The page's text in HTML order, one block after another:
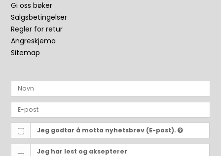
Gi oss bøker
Salgsbetingelser
Regler for retur
Angreskjema
Sitemap
Jeg godtar å motta nyhetsbrev (E-post).
Jeg har lest og aksepterer